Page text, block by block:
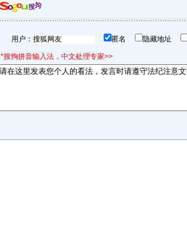
用户： 匿名 隐藏地址
*搜狗拼音输入法，中文处理专家>>